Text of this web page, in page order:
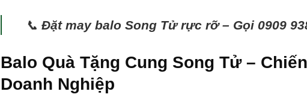
📞Đặt may balo Song Tử rực rỡ – Gọi 0909
Balo Quà Tặng Cung Song Tử –
Doanh Nghiệp